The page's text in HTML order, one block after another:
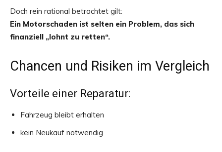
Doch rein rational betrachtet gilt:
Ein Motorschaden ist selten ein Problem, das sich
finanziell „lohnt zu retten“.
Chancen und Risiken im Vergleich
Vorteile einer Reparatur:
Fahrzeug bleibt erhalten
kein Neukauf notwendig